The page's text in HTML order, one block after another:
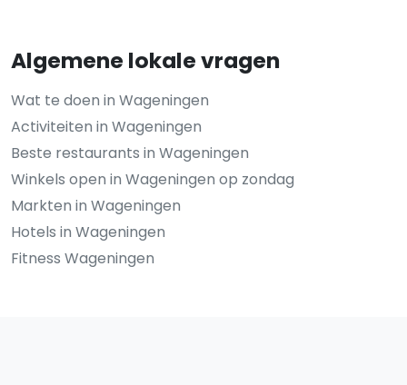
Algemene lokale vragen
Wat te doen in Wageningen
Activiteiten in Wageningen
Beste restaurants in Wageningen
Winkels open in Wageningen op zondag
Markten in Wageningen
Hotels in Wageningen
Fitness Wageningen